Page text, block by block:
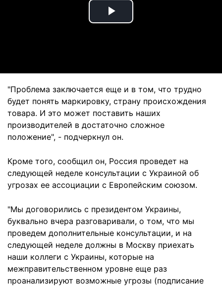
Play
"Проблема заключается еще и в том, что трудно
будет понять маркировку, страну происхождения
товара. И это может поставить наших
производителей в достаточно сложное
положение", - подчеркнул он.
Кроме того, сообщил он, Россия проведет на
следующей неделе консультации с Украиной об
угрозах ее ассоциации с Европейским союзом.
"Мы договорились с президентом Украины,
буквально вчера разговаривали, о том, что мы
проведем дополнительные консультации, и на
следующей неделе должны в Москву приехать
наши коллеги с Украины, которые на
межправительственном уровне еще раз
проанализируют возможные угрозы (подписание